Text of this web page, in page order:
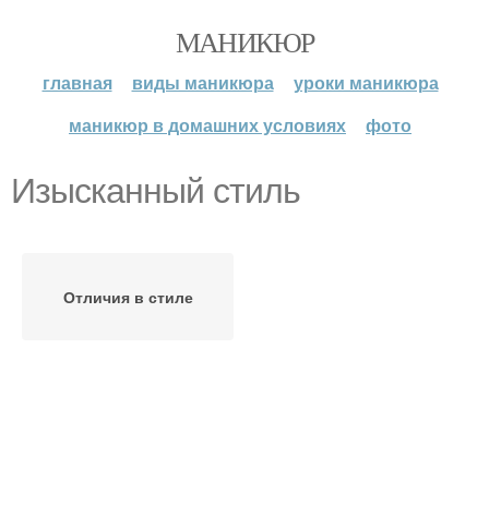
МАНИКЮР
главная виды маникюра
уроки маникюра
маникюр в домашних условиях
фото
Изысканный стиль
Отличия в стиле